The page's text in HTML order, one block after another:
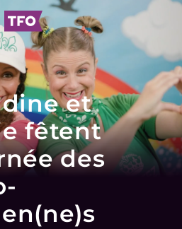
et
fêtent
des